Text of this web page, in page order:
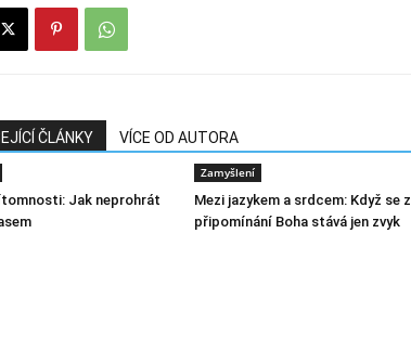
ČLÁNKY VÍCE OD AUTORA
Jak neprohrát
Zamyšlení
Mezi jazykem a srdcem: Když se z
připomínání Boha stává jen zvyk